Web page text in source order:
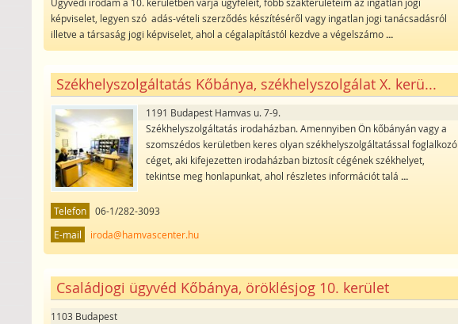
Ügyvédi irodám a 10. kerületben várja ügyfeleit, főbb szakterületeim az ingatlan jogi
képviselet, legyen szó adás-vételi szerződés készítéséről vagy ingatlan jogi tanácsadásról
illetve a társaság jogi képviselet, ahol a cégalapítástól kezdve a végelszámo...
Székhelyszolgáltatás Kőbánya, székhelyszolgálat X. kerü...
1191 Budapest Hamvas u. 7-9.
Székhelyszolgáltatás irodaházban. Amennyiben Ön kőbányán vagy a
szomszédos kerületben keres olyan székhelyszolgáltatással foglalkozó
céget, aki kifejezetten irodaházban biztosít cégének székhelyet,
tekintse meg honlapunkat, ahol részletes információt talá ...
Telefon
06-1/282-3093
E-mail
iroda@hamvascenter.hu
Családjogi ügyvéd Kőbánya, öröklésjog 10. kerület
1103 Budapest